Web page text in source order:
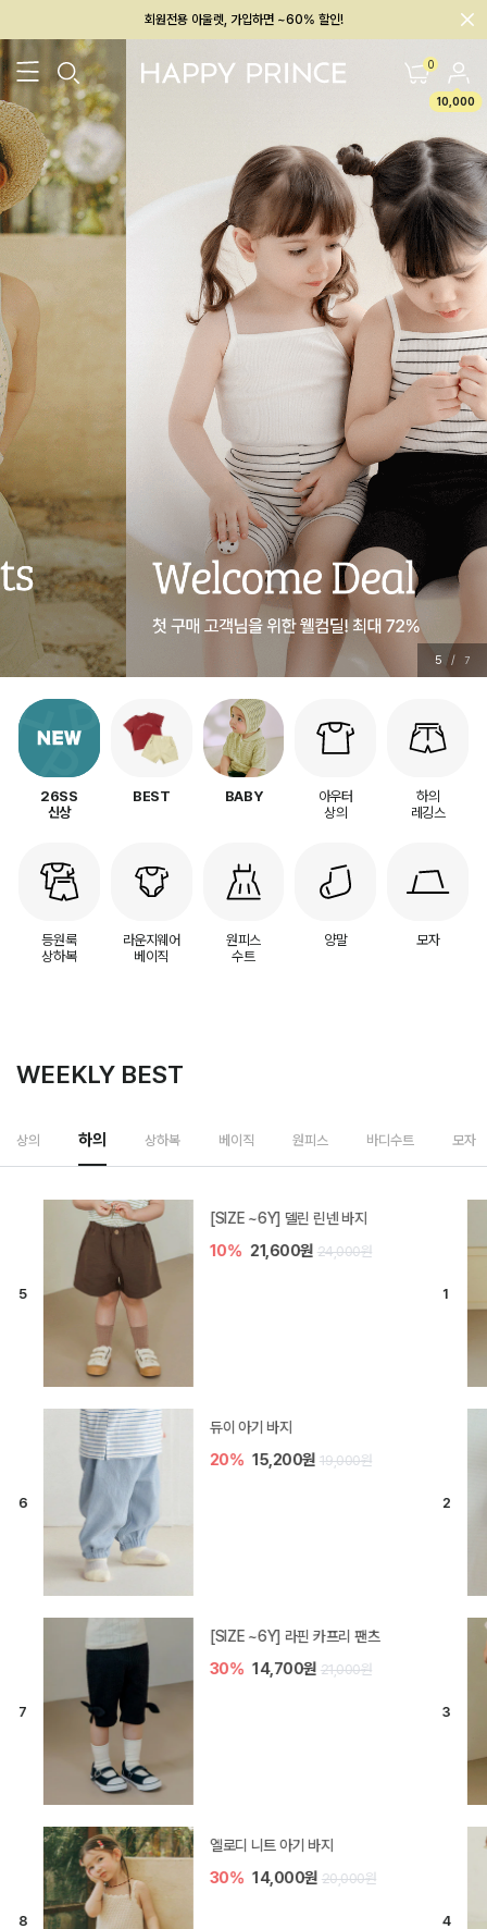
회원전용 아울렛, 가입하면 ~60% 할인!
0
10,000
26SS 신상 BEST
5 / 7
26SS
신상
BEST BABY
아우터
상의
하의
레깅스
등원룩
상하복
라운지웨어
베이직
원피스
수트
양말 모자
WEEKLY BEST
상의 하의 상하복 베이직 원피스 바디수트 모자
[SIZE ~6Y] 델린 린넨 바지
10% 21,600원 24,000원
듀이 아기 바지
20% 15,200원 19,000원
[SIZE ~6Y] 라핀 카프리 팬츠
30% 14,700원 21,000원
엘로디 니트 아기 바지
30% 14,000원 20,000원